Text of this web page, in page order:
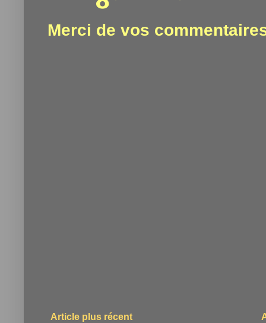
Merci de vos
Article plus récent